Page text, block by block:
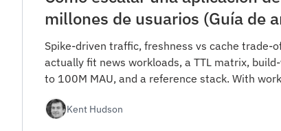
millones de usuarios (Guía de
Spike-driven traffic, freshness vs cache trade-
actually fit news workloads, a TTL matrix,
to 100M MAU, and a reference stack. With
Kent Hudson